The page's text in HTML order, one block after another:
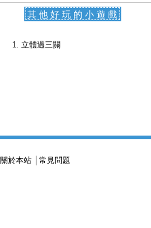
其他好玩的小遊戲
立體過三關
關於本站 常見問題